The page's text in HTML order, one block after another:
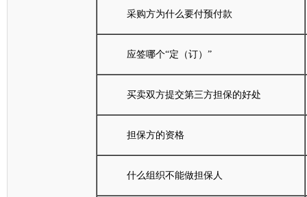
采购方为什么要付预付款
应签哪个“定（订）”
买卖双方提交第三方担保的好处
担保方的资格
什么组织不能做担保人